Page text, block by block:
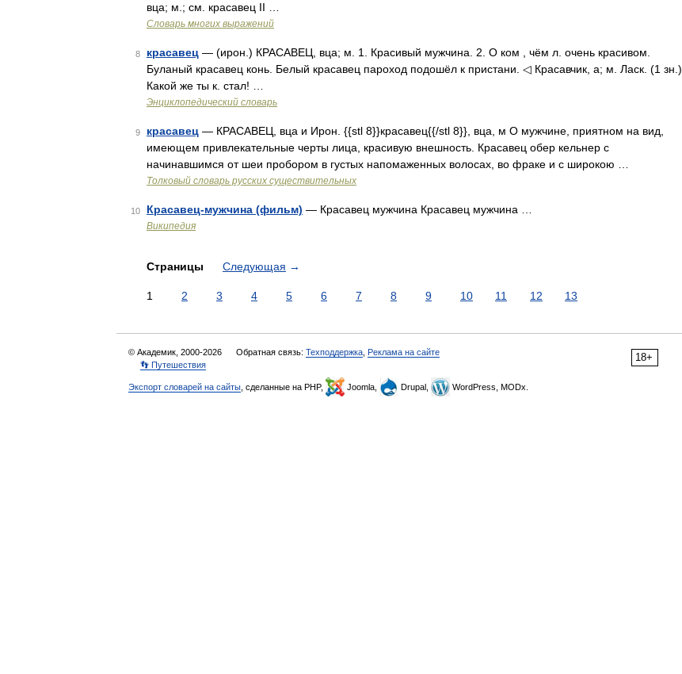
вца; м.; см. красавец II …
Словарь многих выражений
8 красавец — (ирон.) КРАСАВЕЦ, вца; м. 1. Красивый мужчина. 2. О ком , чём л. очень красивом.
Буланый красавец конь. Белый красавец пароход подошёл к пристани. ◁ Красавчик, а; м. Ласк. (1 зн.).
Какой же ты к. стал! …
Энциклопедический словарь
9 красавец — КРАСАВЕЦ, вца и Ирон. {{stl 8}}красавец{{/stl 8}}, вца, м О мужчине, приятном на вид,
имеющем привлекательные черты лица, красивую внешность. Красавец обер кельнер с
начинавшимся от шеи пробором в густых напомаженных волосах, во фраке и с широкою …
Толковый словарь русских существительных
10 Красавец-мужчина (фильм) — Красавец мужчина Красавец мужчина …
Википедия
Страницы Следующая →
1 2 3 4 5 6 7 8 9 10 11 12 13
18+
© Академик, 2000-2026 Обратная связь: Техподдержка Реклама на сайте
👣 Путешествия
Экспорт словарей на сайты , сделанные на PHP, Joomla, Drupal, WordPress, MODx.